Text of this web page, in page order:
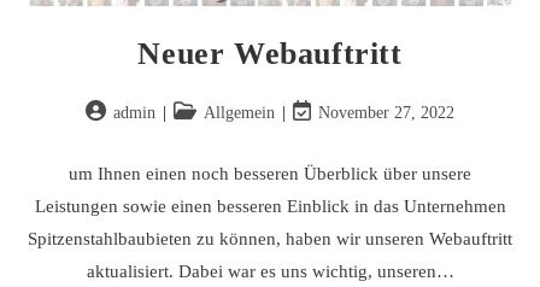
Neuer Webauftritt
admin Allgemein November 27, 2022
um Ihnen einen noch besseren Überblick über unsere
Leistungen sowie einen besseren Einblick in das Unternehmen
Spitzenstahlbaubieten zu können, haben wir unseren Webauftritt
aktualisiert. Dabei war es uns wichtig, unseren…